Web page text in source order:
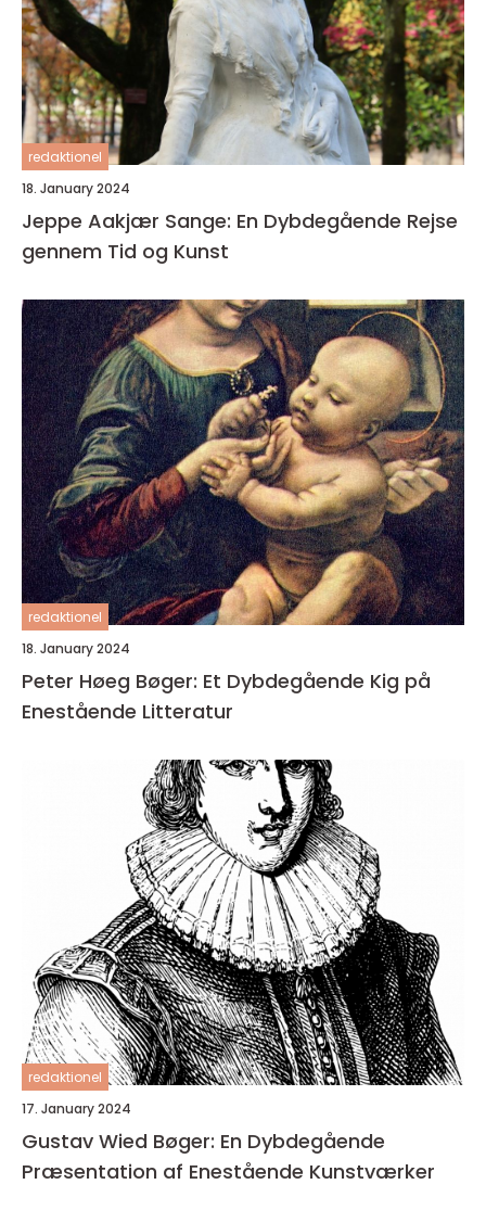
redaktionel
18. January 2024
Jeppe Aakjær Sange: En Dybdegående Rejse
gennem Tid og Kunst
redaktionel
18. January 2024
Peter Høeg Bøger: Et Dybdegående Kig på
Enestående Litteratur
redaktionel
17. January 2024
Gustav Wied Bøger: En Dybdegående
Præsentation af Enestående Kunstværker